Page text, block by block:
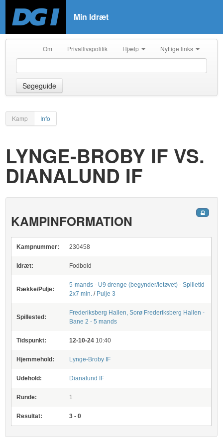
Min Idræt
Om Privatlivspolitik Hjælp Nyttige links
Søgeguide
Kamp Info
LYNGE-BROBY IF VS.
DIANALUND IF
KAMPINFORMATION
Kampnummer: 230458
Idræt: Fodbold
Række/Pulje:
5-mands - U9 drenge (begynder/letøvet) - Spilletid
2x7 min. / Pulje 3
Spillested:
Frederiksberg Hallen, Sorø Frederiksberg Hallen -
Bane 2 - 5 mands
Tidspunkt: 12-10-24 10:40
Hjemmehold: Lynge-Broby IF
Udehold: Dianalund IF
Runde: 1
Resultat: 3 - 0